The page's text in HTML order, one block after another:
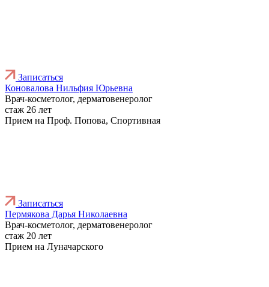
Записаться
Коновалова Нильфия Юрьевна
Врач-косметолог, дерматовенеролог
стаж 26 лет
Прием на Проф. Попова, Спортивная
Записаться
Пермякова Дарья Николаевна
Врач-косметолог, дерматовенеролог
стаж 20 лет
Прием на Луначарского